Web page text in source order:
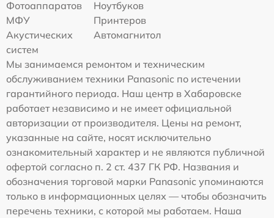
Фотоаппаратов
Ноутбуков
МФУ
Принтеров
Акустических
систем
Автомагнитол
Мы занимаемся ремонтом и техническим
обслуживанием техники Panasonic по истечении
гарантийного периода. Наш центр в Хабаровске
работает независимо и не имеет официальной
авторизации от производителя. Цены на ремонт,
указанные на сайте, носят исключительно
ознакомительный характер и не являются публичной
офертой согласно п. 2 ст. 437 ГК РФ. Названия и
обозначения торговой марки Panasonic упоминаются
только в информационных целях — чтобы обозначить
перечень техники, с которой мы работаем. Наша